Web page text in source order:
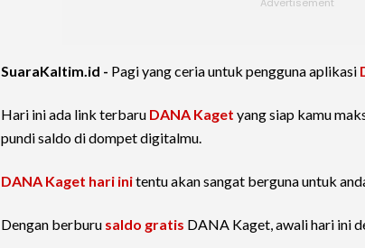
SuaraKaltim.id - Pagi yang ceria untuk pengguna aplikasi
Hari ini ada link terbaru DANA Kaget yang siap kamu
pundi saldo di dompet digitalmu.
DANA Kaget hari initentu akan sangat berguna untuk
Dengan berburu saldo gratis DANA Kaget, awali hari ini